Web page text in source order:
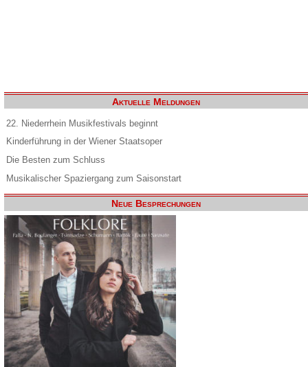
Aktuelle Meldungen
22. Niederrhein Musikfestivals beginnt
Kinderführung in der Wiener Staatsoper
Die Besten zum Schluss
Musikalischer Spaziergang zum Saisonstart
Neue Besprechungen